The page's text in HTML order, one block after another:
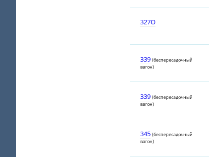
327О
339 (беспересадочный
вагон)
339 (беспересадочный
вагон)
345 (беспересадочный
вагон)